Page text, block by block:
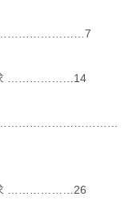
…………………………7
求 ………………14
求 ………………26